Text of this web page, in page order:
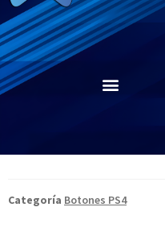
Categoría Botones PS4